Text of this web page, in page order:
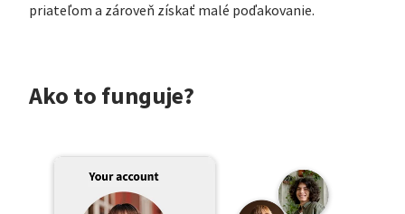
priateľom a zároveň získať malé poďakovanie.
Ako to funguje?